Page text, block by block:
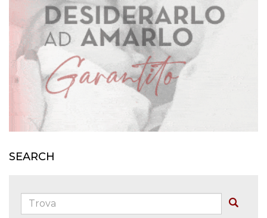
SEARCH
Trova: